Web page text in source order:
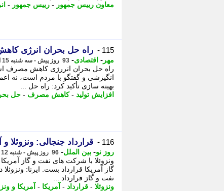
معاون رییس جمهور - رییس جمهور -
115 - راه حل بحران انرژی
مهر - اقتصادی- 93 روز پیش - سه شنبه 15 اردیبهشت 1405، 16:15
راه حل بحران انررژی کاهش مصرف
انگیزشی و گفتگو با مردم است، نه
بهینه سازی تأکید کرد: راه حل ...
افزایش تولید -کاهش مصرف - حل
116 - قرارداد جنجالی: ونزوئلا
روز نو- بین الملل- 96 روز پیش - شنبه 12 اردیبهشت 1405، 11:27
ونزوئلا با شرکت های نفت و گاز
گاز آمریکا قرارداد بست. ایرنا:
نفت و گاز قرارداد ...
ونزوئلا - قرارداد - آمریکا - آمریکا و